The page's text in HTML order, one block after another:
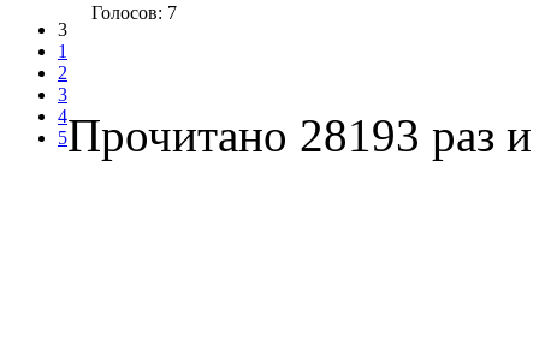
3
1
2
3
4
5
Голосов: 7
Прочитано 28193 раз